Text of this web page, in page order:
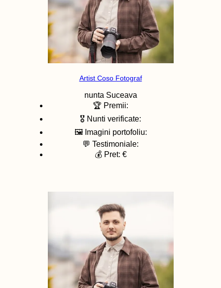
Artist Coso Fotograf
nunta Suceava
🏆 Premii:
🎖️ Nunti verificate:
🖼️ Imagini portofoliu:
💬 Testimoniale:
💰 Pret: €